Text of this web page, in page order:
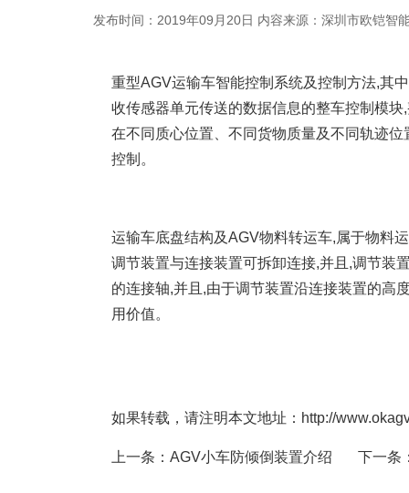
发布时间：2019年09月20日 内容来源：深圳市欧铠智
重型AGV运输车智能控制系统及控制方法,其
收传感器单元传送的数据信息的整车控制模
在不同质心位置、不同货物质量及不同轨迹
控制。
运输车底盘结构及AGV物料转运车,属于物料
调节装置与连接装置可拆卸连接,并且,调节装
的连接轴,并且,由于调节装置沿连接装置的高
用价值。
如果转载，请注明本文地址：http://
上一条： AGV小车防倾倒装置介绍 下一条